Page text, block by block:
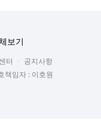
보기
터
공지사항
책임자 : 이호원